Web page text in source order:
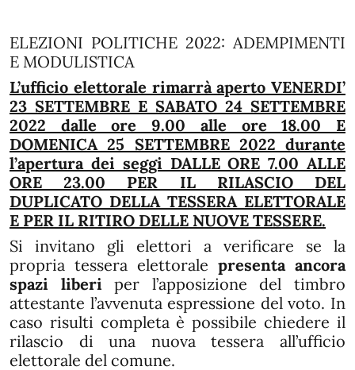
ELEZIONI POLITICHE 2022: ADEMPIMENTI
E MODULISTICA
L’ufficio elettorale rimarrà aperto VENERDI’
23 SETTEMBRE E SABATO 24 SETTEMBRE
2022 dalle ore 9.00 alle ore 18.00 E
DOMENICA 25 SETTEMBRE 2022 durante
l’apertura dei seggi DALLE ORE 7.00 ALLE
ORE 23.00 PER IL RILASCIO DEL
DUPLICATO DELLA TESSERA ELETTORALE
E PER IL RITIRO DELLE NUOVE TESSERE.
Si invitano gli elettori a verificare se la
propria tessera elettorale presenta ancora
spazi liberi per l’apposizione del timbro
attestante l’avvenuta espressione del voto. In
caso risulti completa è possibile chiedere il
rilascio di una nuova tessera all’ufficio
elettorale del comune.